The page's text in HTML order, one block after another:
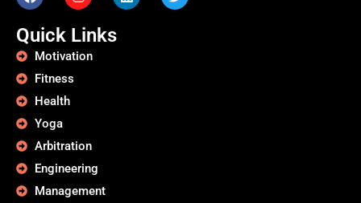
Quick Links
Motivation
Fitness
Health
Yoga
Arbitration
Engineering
Management